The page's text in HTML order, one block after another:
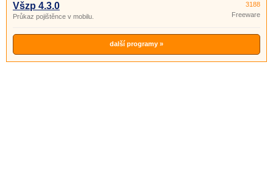
Všzp 4.3.0
Průkaz pojištěnce v mobilu.
3188
Freeware
další programy »